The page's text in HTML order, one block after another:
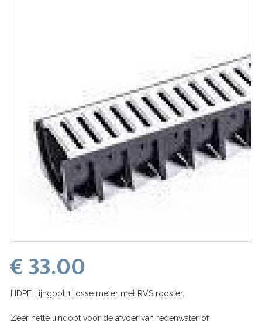
€ 33.00
HDPE Lijngoot 1 losse meter met RVS rooster.
Zeer nette lijngoot voor de afvoer van regenwater of